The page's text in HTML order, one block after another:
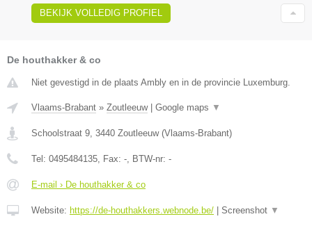
BEKIJK VOLLEDIG PROFIEL
De houthakker & co
Niet gevestigd in de plaats Ambly en in de provincie Luxemburg.
Vlaams-Brabant » Zoutleeuw| Google maps ▼
Schoolstraat 9, 3440 Zoutleeuw(Vlaams-Brabant)
Tel: 0495484135, Fax: -, BTW-nr: -
E-mail › De houthakker & co
Website: https://de-houthakkers.webnode.be/ Screenshot ▼